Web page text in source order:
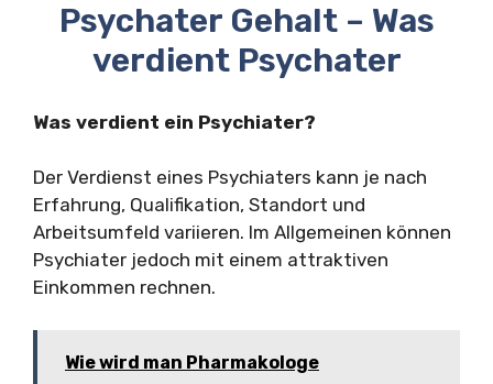
Psychater Gehalt – Was
verdient Psychater
Was verdient ein Psychiater?
Der Verdienst eines Psychiaters kann je nach
Erfahrung, Qualifikation, Standort und
Arbeitsumfeld variieren. Im Allgemeinen können
Psychiater jedoch mit einem attraktiven
Einkommen rechnen.
Wie wird man Pharmakologe